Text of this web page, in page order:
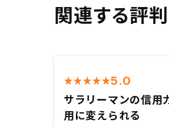
関連する評判
5.0
サラリーマンの信用
用に変えられる